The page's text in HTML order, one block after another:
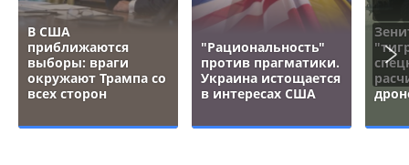
В США
приближаются
выборы: враги
окружают Трампа со
всех сторон
"Рациональность"
против прагматики.
Украина истощается
в интересах США